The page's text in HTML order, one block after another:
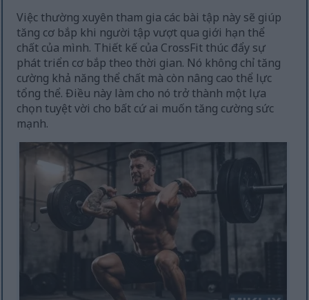
Việc thường xuyên tham gia các bài tập này sẽ giúp
tăng cơ bắp khi người tập vượt qua giới hạn thể
chất của mình. Thiết kế của CrossFit thúc đẩy sự
phát triển cơ bắp theo thời gian. Nó không chỉ tăng
cường khả năng thể chất mà còn nâng cao thể lực
tổng thể. Điều này làm cho nó trở thành một lựa
chọn tuyệt vời cho bất cứ ai muốn tăng cường sức
mạnh.